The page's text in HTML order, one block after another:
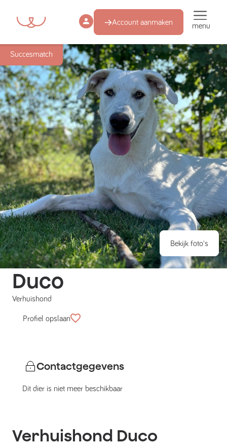
Account aanmaken menu
Succesmatch
Bekijk foto's
Duco
Verhuishond
Profiel opslaan
Contactgegevens
Dit dier is niet meer beschikbaar
Verhuishond Duco